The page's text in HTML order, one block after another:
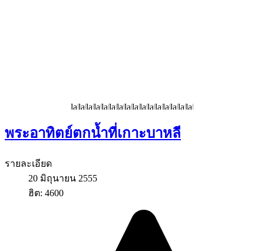
พระอาทิตย์ตกน้ำที่เกาะบาหลี
รายละเอียด
20 มิถุนายน 2555
ฮิต: 4600